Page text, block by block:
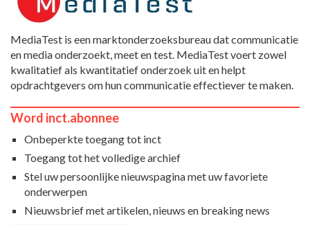
MediaTest is een marktonderzoeksbureau dat communicatie
en media onderzoekt, meet en test. MediaTest voert zowel
kwalitatief als kwantitatief onderzoek uit en helpt
opdrachtgevers om hun communicatie effectiever te maken.
Word inct.abonnee
Onbeperkte toegang tot inct
Toegang tot het volledige archief
Stel uw persoonlijke nieuwspagina met uw favoriete
onderwerpen
Nieuwsbrief met artikelen, nieuws en breaking news